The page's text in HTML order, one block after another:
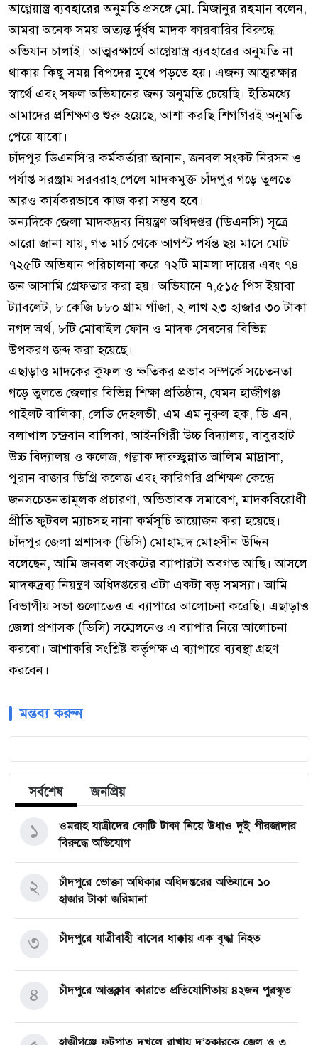
আগ্নেয়াস্ত্র ব্যবহারের অনুমতি প্রসঙ্গে মো. মিজানুর রহমান বলেন,
আমরা অনেক সময় অত্যন্ত র্দুর্ধষ মাদক কারবারির বিরুদ্ধে
অভিযান চালাই। আত্মরক্ষার্থে আগ্নেয়াস্ত্র ব্যবহারের অনুমতি না
থাকায় কিছু সময় বিপদের মুখে পড়তে হয়। এজন্য আত্মরক্ষার
স্বার্থে এবং সফল অভিযানের জন্য অনুমতি চেয়েছি। ইতিমধ্যে
আমাদের প্রশিক্ষণও শুরু হয়েছে, আশা করছি শিগগিরই অনুমতি
পেয়ে যাবো।
চাঁদপুর ডিএনসি’র কর্মকর্তারা জানান, জনবল সংকট নিরসন ও
পর্যাপ্ত সরঞ্জাম সরবরাহ পেলে মাদকমুক্ত চাঁদপুর গড়ে তুলতে
আরও কার্যকরভাবে কাজ করা সম্ভব হবে।
অন্যদিকে জেলা মাদকদ্রব্য নিয়ন্ত্রণ অধিদপ্তর (ডিএনসি) সূত্রে
আরো জানা যায়, গত মার্চ থেকে আগস্ট পর্যন্ত ছয় মাসে মোট
৭২৫টি অভিযান পরিচালনা করে ৭২টি মামলা দায়ের এবং ৭৪
জন আসামি গ্রেফতার করা হয়। অভিযানে ৭,৫১৫ পিস ইয়াবা
ট্যাবলেট, ৮ কেজি ৮৮০ গ্রাম গাঁজা, ২ লাখ ২৩ হাজার ৩০ টাকা
নগদ অর্থ, ৮টি মোবাইল ফোন ও মাদক সেবনের বিভিন্ন
উপকরণ জব্দ করা হয়েছে।
এছাড়াও মাদকের কুফল ও ক্ষতিকর প্রভাব সম্পর্কে সচেতনতা
গড়ে তুলতে জেলার বিভিন্ন শিক্ষা প্রতিষ্ঠান, যেমন হাজীগঞ্জ
পাইলট বালিকা, লেডি দেহলভী, এম এম নুরুল হক, ডি এন,
বলাখাল চন্দ্রবান বালিকা, আইনগিরী উচ্চ বিদ্যালয়, বাবুরহাট
উচ্চ বিদ্যালয় ও কলেজ, গল্লাক দারুচ্ছুন্নাত আলিম মাদ্রাসা,
পুরান বাজার ডিগ্রি কলেজ এবং কারিগরি প্রশিক্ষণ কেন্দ্রে
জনসচেতনতামূলক প্রচারণা, অভিভাবক সমাবেশ, মাদকবিরোধী
প্রীতি ফুটবল ম্যাচসহ নানা কর্মসূচি আয়োজন করা হয়েছে।
চাঁদপুর জেলা প্রশাসক (ডিসি) মোহাম্মদ মোহসীন উদ্দিন
বলেছেন, আমি জনবল সংকটের ব্যাপারটা অবগত আছি। আসলে
মাদকদ্রব্য নিয়ন্ত্রণ অধিদপ্তরের এটা একটা বড় সমস্যা। আমি
বিভাগীয় সভা গুলোতেও এ ব্যাপারে আলোচনা করেছি। এছাড়াও
জেলা প্রশাসক (ডিসি) সম্মেলনেও এ ব্যাপার নিয়ে আলোচনা
করবো। আশাকরি সংশ্লিষ্ট কর্তৃপক্ষ এ ব্যাপারে ব্যবস্থা গ্রহণ
করবেন।
মন্তব্য করুন
সর্বশেষ জনপ্রিয়
ওমরাহ যাত্রীদের কোটি টাকা নিয়ে উধাও দুই পীরজাদার
বিরুদ্ধে অভিযোগ
১
চাঁদপুরে ভোক্তা অধিকার অধিদপ্তরের অভিযানে ১০
হাজার টাকা জরিমানা
২
চাঁদপুরে যাত্রীবাহী বাসের ধাক্কায় এক বৃদ্ধা নিহত
৩
চাঁদপুরে আন্তক্লাব কারাতে প্রতিযোগিতায় ৪২জন পুরস্কৃত
৪